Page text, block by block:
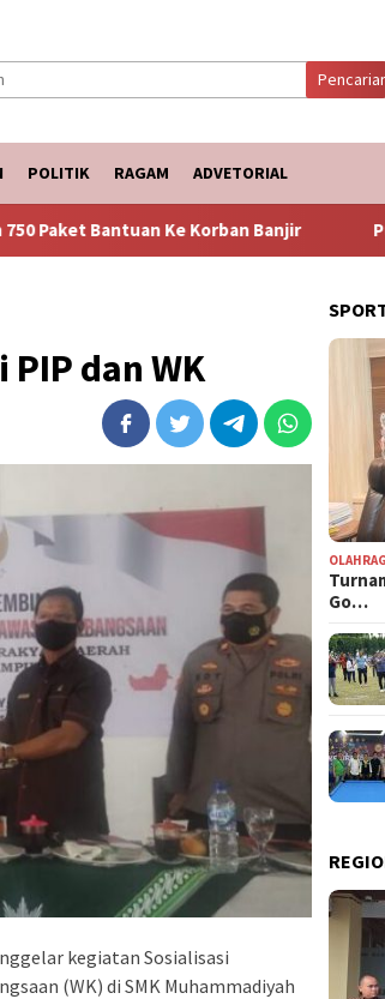
POLITIK RAGAM ADVETORIAL
Korban Banjir Puncak Arus Balik
dan WK
kegiatan Sosialisasi
(WK) di SMK Muhammadiyah
Go…